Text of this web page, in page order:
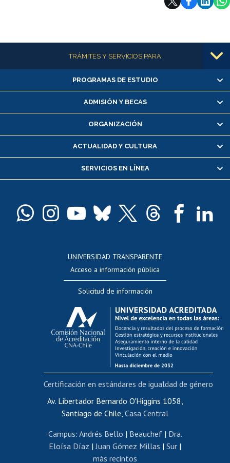
Más informaciónTRÁMITES Y SERVICIOS PARA
Alumnas/os y exalumnas/os
Matrícula en línea
Inscripción y cambio de asignaturas
Consulta y certificado de notas
Servicio médico y dental
Pago de arancel y crédito alumnos
Docentes
Evaluación docente
Calificación académica
Postulación al AUCAI
Funcionarias/os
Cursos internos de capacitación
Bienestar del personal
Portal de movilidad interna
Certificado de renta
Certificado de renta honorarios
Editar páginas blancas
PROGRAMAS DE ESTUDIO
ADMISIÓN Y BECAS
ORGANIZACIÓN
ACTUALIDAD Y CULTURA
SERVICIOS EN LÍNEA
UNIVERSIDAD TRANSPARENTE
Acceso a información pública
Solicitud de información
Av. Libertador Bernardo O'Higgins 1058,
Santiago de Chile, Casa Central
Campus: Andrés Bello | Beauchef| Dra.
Eloísa Díaz |Juan Gómez Millas | Sur |
más recintos
Certificación en estándares de igualdad de género